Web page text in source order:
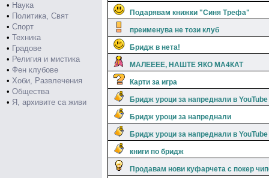
• Наука
• Политика, Свят
• Спорт
• Техника
• Градове
• Религия и мистика
• Фен клубове
• Хоби, Развлечения
• Общества
• Я, архивите са живи
Подарявам книжки "Синя Трефа"
преименува не този клуб
Бридж в нета!
МАЛЕЕЕЕ, НАШТЕ ЯКО МА4КАТ
Карти за игра
Бридж уроци за напреднали в YouTube
Бридж уроци за напреднали
Бридж уроци за напреднали в YouTube
книги по бридж
Продавам нови куфарчета с покер